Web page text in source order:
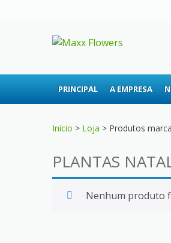
PRINCIPAL A EMPRESA
Início > Loja > Produtos
PLANTAS
Nenhum produto